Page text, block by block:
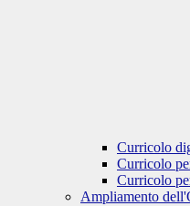
Curricolo
Curricolo
Curricolo
Ampliamento